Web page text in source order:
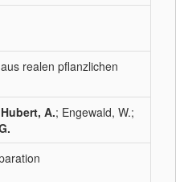
realen pflanzlichen
Hubert, A.; Engewald, W.;